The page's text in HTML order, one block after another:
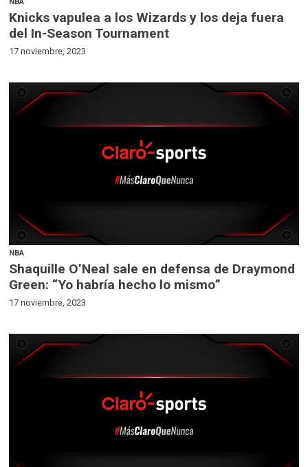
Knicks vapulea a los Wizards y los deja fuera
del In-Season Tournament
17 noviembre, 2023
NBA
Shaquille O’Neal sale en defensa de Draymond
Green: “Yo habría hecho lo mismo”
17 noviembre, 2023